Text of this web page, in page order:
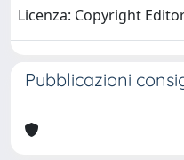
Licenza: Copyright
Pubblicazioni